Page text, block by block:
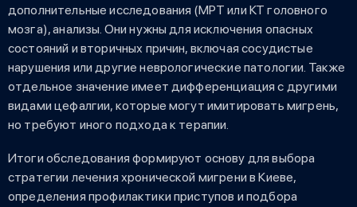
дополнительные исследования (МРТ или КТ головного
мозга), анализы. Они нужны для исключения опасных
состояний и вторичных причин, включая сосудистые
нарушения или другие неврологические патологии. Также
отдельное значение имеет дифференциация с другими
видами цефалгии, которые могут имитировать мигрень,
но требуют иного подхода к терапии.
Итоги обследования формируют основу для выбора
стратегии лечения хронической мигрени в Киеве,
определения профилактики приступов и подбора